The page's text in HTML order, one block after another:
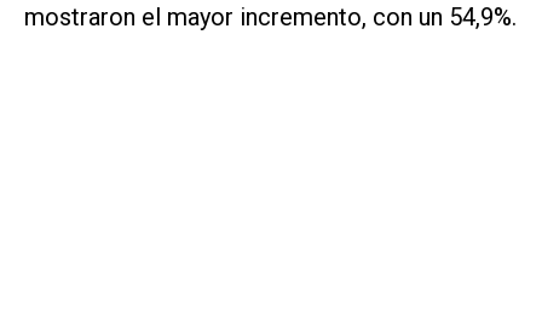
mostraron el mayor incremento, con un 54,9%.